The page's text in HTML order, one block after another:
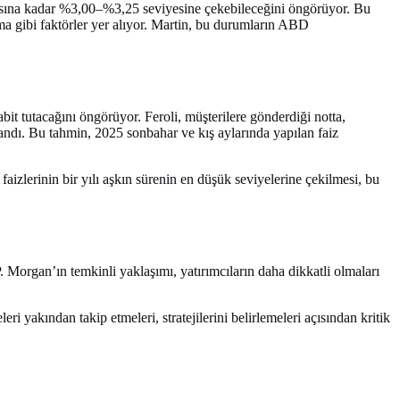
kadar %3,00–%3,25 seviyesine çekebileceğini öngörüyor. Bu
gibi faktörler yer alıyor. Martin, bu durumların ABD
tutacağını öngörüyor. Feroli, müşterilere gönderdiği notta,
Bu tahmin, 2025 sonbahar ve kış aylarında yapılan faiz
bir yılı aşkın sürenin en düşük seviyelerine çekilmesi, bu
temkinli yaklaşımı, yatırımcıların daha dikkatli olmaları
yakından takip etmeleri, stratejilerini belirlemeleri açısından kritik